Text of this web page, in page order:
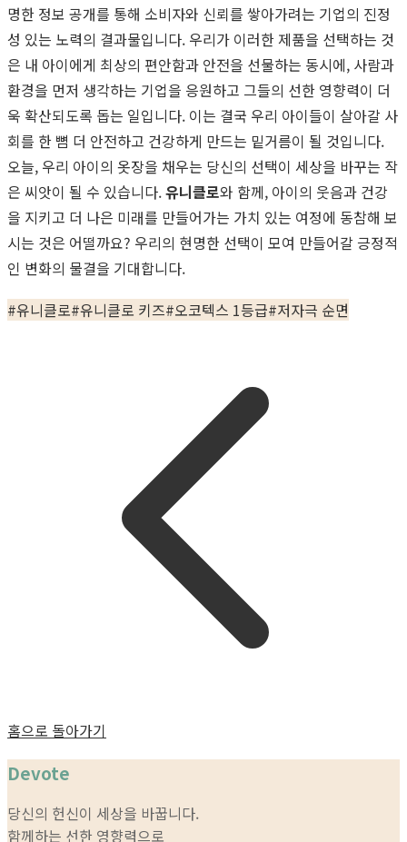
명한 정보 공개를 통해 소비자와 신뢰를 쌓아가려는 기업의 진정
성 있는 노력의 결과물입니다. 우리가 이러한 제품을 선택하는 것
은 내 아이에게 최상의 편안함과 안전을 선물하는 동시에, 사람과
환경을 먼저 생각하는 기업을 응원하고 그들의 선한 영향력이 더
욱 확산되도록 돕는 일입니다. 이는 결국 우리 아이들이 살아갈 사
회를 한 뼘 더 안전하고 건강하게 만드는 밑거름이 될 것입니다.
오늘, 우리 아이의 옷장을 채우는 당신의 선택이 세상을 바꾸는 작
은 씨앗이 될 수 있습니다.유니클로와 함께, 아이의 웃음과 건강
을 지키고 더 나은 미래를 만들어가는 가치 있는 여정에 동참해 보
시는 것은 어떨까요? 우리의 현명한 선택이 모여 만들어갈 긍정적
인 변화의 물결을 기대합니다.
#유니클로#유니클로 키즈#오코텍스 1등급#저자극 순면
홈으로 돌아가기
Devote
당신의 헌신이 세상을 바꿉니다.
함께하는 선한 영향력으로